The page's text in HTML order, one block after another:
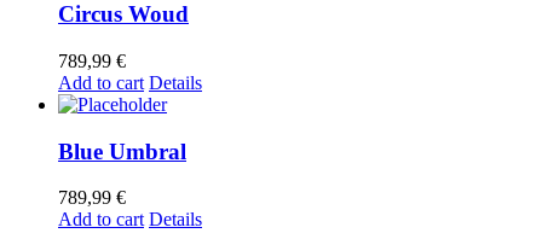
Circus Woud
789,99 €
Add to cart Details
Blue Umbral
789,99 €
Add to cart Details